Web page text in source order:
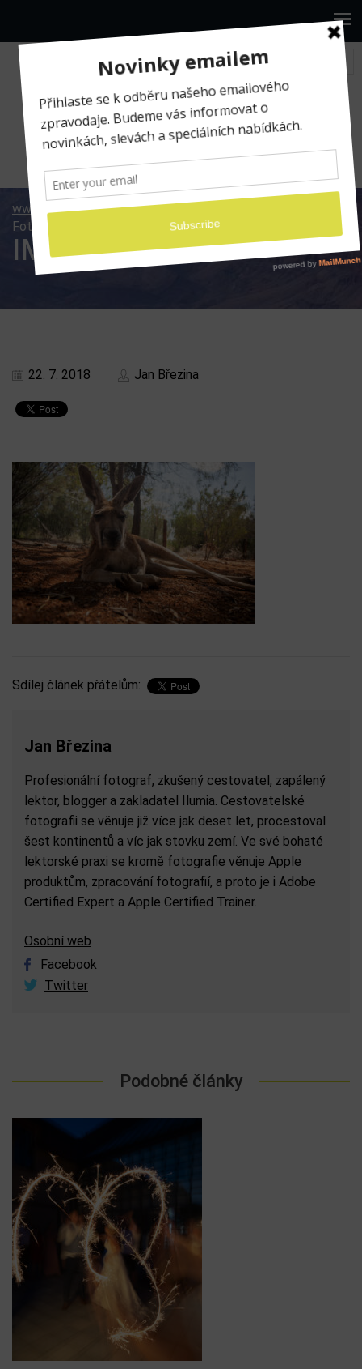
www.ilumio.cz
Fotografické expedice
Fotoexpedice Austrálie 2018
IMG_9630
IMG_9630
22. 7. 2018 Jan Březina
Sdílej článek přátelům:
Jan Březina
Profesionální fotograf, zkušený cestovatel, zapálený
lektor, blogger a zakladatel Ilumia. Cestovatelské
fotografii se věnuje již více jak deset let, procestoval
šest kontinentů a víc jak stovku zemí. Ve své bohaté
lektorské praxi se kromě fotografie věnuje Apple
produktům, zpracování fotografií, a proto je i Adobe
Certified Expert a Apple Certified Trainer.
Osobní web
Facebook
Twitter
Podobné články